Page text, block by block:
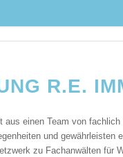
R.E.
einen Team von
und
zu Fachanwälten für